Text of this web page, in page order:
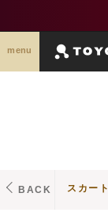
menu
BACK スカート